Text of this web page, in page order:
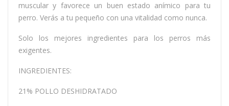
muscular y favorece un buen estado anímico para tu
perro. Verás a tu pequeño con una vitalidad como nunca.
Solo los mejores ingredientes para los perros más
exigentes.
INGREDIENTES:
21% POLLO DESHIDRATADO